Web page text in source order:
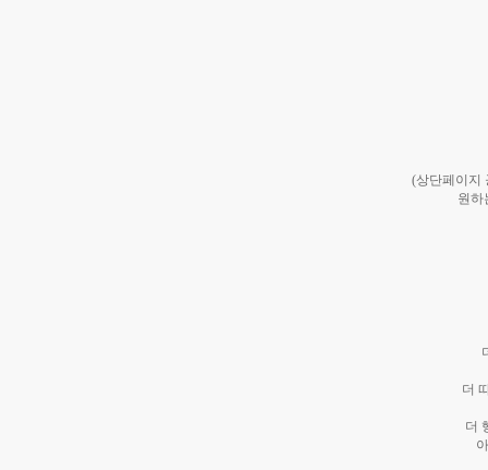
(상단페이지
원하
더
더